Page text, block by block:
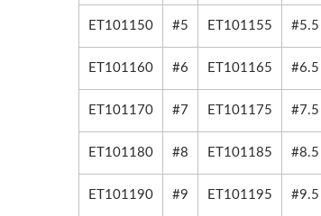
ET101150 #5 ET101155 #5.5
ET101160 #6 ET101165 #6.5
ET101170 #7 ET101175 #7.5
ET101180 #8 ET101185 #8.5
ET101190 #9 ET101195 #9.5